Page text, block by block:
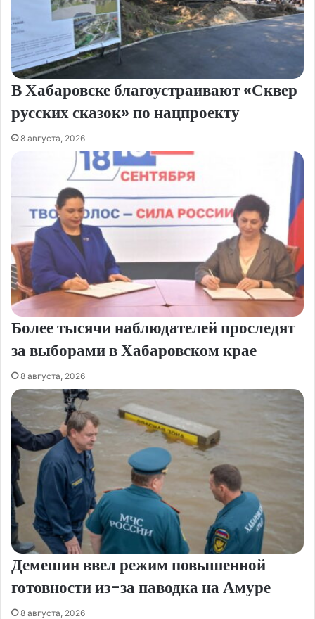
В Хабаровске благоустраивают «Сквер
русских сказок» по нацпроекту
8 августа, 2026
Более тысячи наблюдателей проследят
за выборами в Хабаровском крае
8 августа, 2026
Демешин ввел режим повышенной
готовности из-за паводка на Амуре
8 августа, 2026